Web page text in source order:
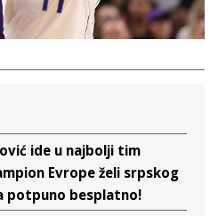
ide u najbolji tim
Evrope želi srpskog
potpuno besplatno!